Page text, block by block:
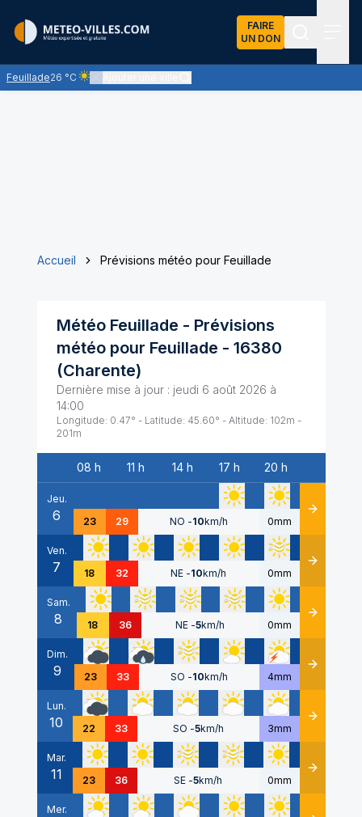
FAIRE
UN DON
Feuillade26 °C
Ciel clair - quasiment pas de nuages et un soleil
Accueil Prévisions météo pour Feuillade
Météo Feuillade - Prévisions
météo pour Feuillade - 16380
(Charente)
Dernière mise à jour : jeudi 6 août 2026 à
14:00
Longitude: 0.47° - Latitude: 45.60° - Altitude: 102m -
201m
Date
08 h 11 h 14 h 17 h 20 h
Jeu.
6 23 29 NO -10km/h 0mm Détails
Ven.
7 18 32 NE -10km/h 0mm Détails
Sam.
8 18 36 NE -5km/h 0mm Détails
Dim.
9 23 33 SO -10km/h 4mm Détails
Lun.
10 22 33 SO -5km/h 3mm Détails
Mar.
11 23 36 SE -5km/h 0mm Détails
Mer.